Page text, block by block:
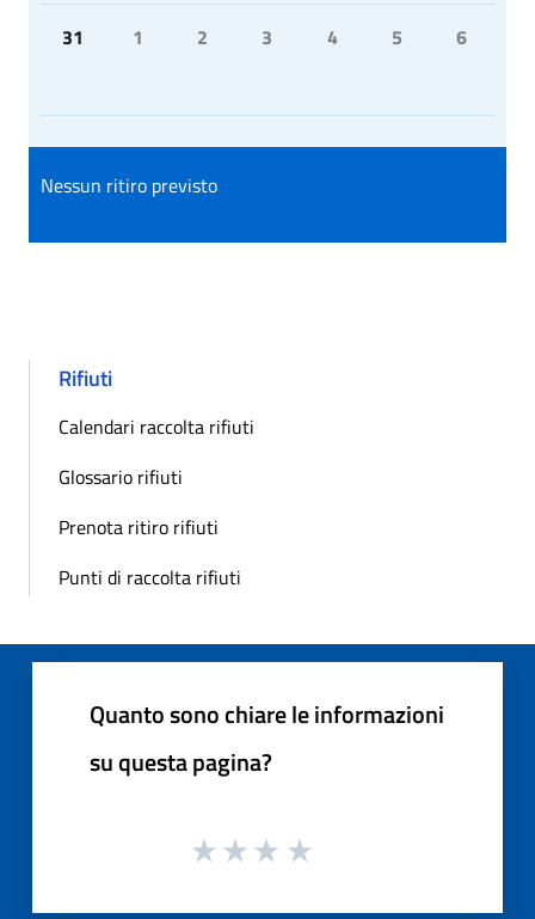
31 1 2 3 4 5 6
Nessun ritiro previsto
Rifiuti
Calendari raccolta rifiuti
Glossario rifiuti
Prenota ritiro rifiuti
Punti di raccolta rifiuti
Quanto sono chiare le informazioni
su questa pagina?